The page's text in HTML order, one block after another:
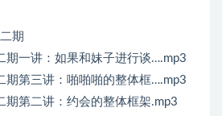
期
期一讲：如果和妹子进行谈….mp3
期第三讲：啪啪啪的整体框….mp3
期第二讲：约会的整体框架.mp3